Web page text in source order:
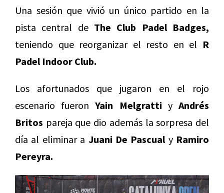
Una sesión que vivió un único partido en la
pista central de The Club Padel Badges,
teniendo que reorganizar el resto en el R
Padel Indoor Club.
Los afortunados que jugaron en el rojo
escenario fueronYain Melgratti yAndrés
Britos pareja que dio además la sorpresa del
día al eliminar a Juani De Pascualy Ramiro
Pereyra.